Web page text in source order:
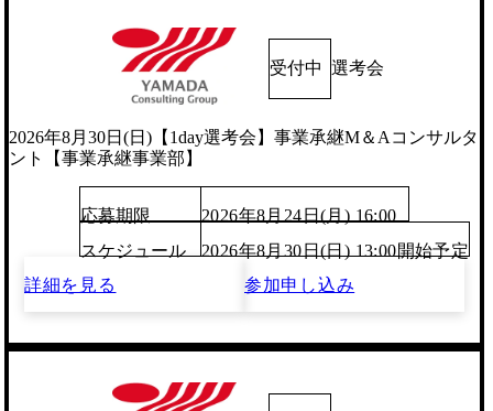
受付中 選考会
2026年8月30日(日)【1day選考会】事業承継M＆Aコンサルタ
ント【事業承継事業部】
応募期限
2026年8月24日(月) 16:00
スケジュール
2026年8月30日(日) 13:00開始予定
詳細を見る
参加申し込み